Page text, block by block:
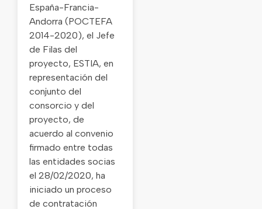
España-Francia-
Andorra (POCTEFA
2014-2020), el Jefe
de Filas del
proyecto, ESTIA, en
representación del
conjunto del
consorcio y del
proyecto, de
acuerdo al convenio
firmado entre todas
las entidades socias
el 28/02/2020, ha
iniciado un proceso
de contratación